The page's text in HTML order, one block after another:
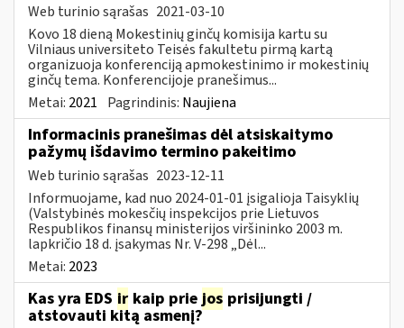
Web turinio sąrašas 2021-03-10
Kovo 18 dieną Mokestinių ginčų komisija kartu su
Vilniaus universiteto Teisės fakultetu pirmą kartą
organizuoja konferenciją apmokestinimo ir mokestinių
ginčų tema. Konferencijoje pranešimus...
Metai: 2021 Pagrindinis: Naujiena
Informacinis pranešimas dėl atsiskaitymo
pažymų išdavimo termino pakeitimo
Web turinio sąrašas 2023-12-11
Informuojame, kad nuo 2024-01-01 įsigalioja Taisyklių
(Valstybinės mokesčių inspekcijos prie Lietuvos
Respublikos finansų ministerijos viršininko 2003 m.
lapkričio 18 d. įsakymas Nr. V-298 „Dėl...
Metai: 2023
Kas yra EDS ir kaip prie jos prisijungti /
atstovauti kitą asmenį?